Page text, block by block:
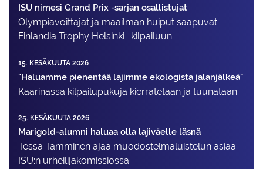
ISU nimesi Grand Prix -sarjan osallistujat
Olympiavoittajat ja maailman huiput saapuvat
Finlandia Trophy Helsinki -kilpailuun
15. KESÄKUUTA 2026
"Haluamme pienentää lajimme ekologista jalanjälkeä"
Kaarinassa kilpailupukuja kierrätetään ja tuunataan
25. KESÄKUUTA 2026
Marigold-alumni haluaa olla lajiväelle läsnä
Tessa Tamminen ajaa muodostelma­luistelun asiaa
ISU:n urheilija­komissiossa